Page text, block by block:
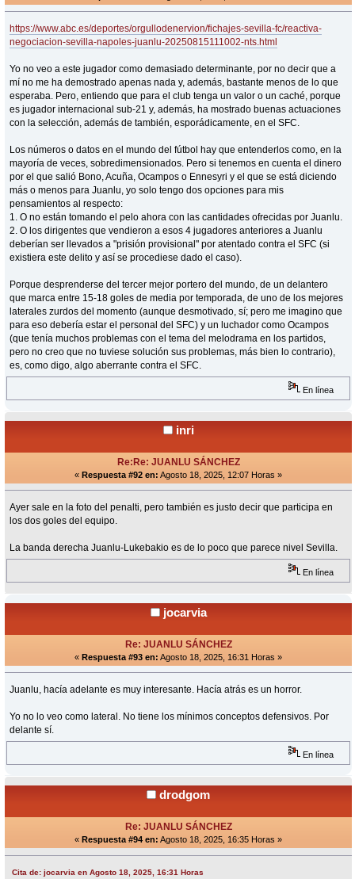
https://www.abc.es/deportes/orgullodenervion/fichajes-sevilla-fc/reactiva-
negociacion-sevilla-napoles-juanlu-20250815111002-nts.html
Yo no veo a este jugador como demasiado determinante, por no decir que a
mí no me ha demostrado apenas nada y, además, bastante menos de lo que
esperaba. Pero, entiendo que para el club tenga un valor o un caché, porque
es jugador internacional sub-21 y, además, ha mostrado buenas actuaciones
con la selección, además de también, esporádicamente, en el SFC.
Los números o datos en el mundo del fútbol hay que entenderlos como, en la
mayoría de veces, sobredimensionados. Pero si tenemos en cuenta el dinero
por el que salió Bono, Acuña, Ocampos o Ennesyri y el que se está diciendo
más o menos para Juanlu, yo solo tengo dos opciones para mis
pensamientos al respecto:
1. O no están tomando el pelo ahora con las cantidades ofrecidas por Juanlu.
2. O los dirigentes que vendieron a esos 4 jugadores anteriores a Juanlu
deberían ser llevados a "prisión provisional" por atentado contra el SFC (si
existiera este delito y así se procediese dado el caso).
Porque desprenderse del tercer mejor portero del mundo, de un delantero
que marca entre 15-18 goles de media por temporada, de uno de los mejores
laterales zurdos del momento (aunque desmotivado, sí; pero me imagino que
para eso debería estar el personal del SFC) y un luchador como Ocampos
(que tenía muchos problemas con el tema del melodrama en los partidos,
pero no creo que no tuviese solución sus problemas, más bien lo contrario),
es, como digo, algo aberrante contra el SFC.
En línea
inri
Re:Re: JUANLU SÁNCHEZ
« Respuesta #92 en: Agosto 18, 2025, 12:07 Horas »
Ayer sale en la foto del penalti, pero también es justo decir que participa en
los dos goles del equipo.
La banda derecha Juanlu-Lukebakio es de lo poco que parece nivel Sevilla.
En línea
jocarvia
Re: JUANLU SÁNCHEZ
« Respuesta #93 en: Agosto 18, 2025, 16:31 Horas »
Juanlu, hacía adelante es muy interesante. Hacía atrás es un horror.
Yo no lo veo como lateral. No tiene los mínimos conceptos defensivos. Por
delante sí.
En línea
drodgom
Re: JUANLU SÁNCHEZ
« Respuesta #94 en: Agosto 18, 2025, 16:35 Horas »
Cita de: jocarvia en Agosto 18, 2025, 16:31 Horas